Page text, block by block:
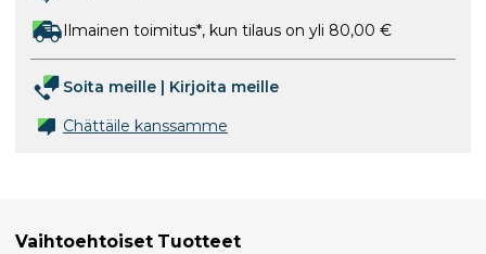
Ilmainen toimitus*, kun tilaus on yli 80,00 €
Soita meille
Kirjoita meille
Chättäile kanssamme
Vaihtoehtoiset Tuotteet